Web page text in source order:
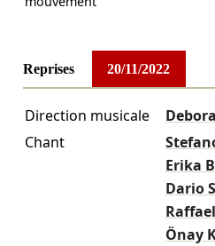
Reprises 20/11/2022
Direction musicale
Chant
Erika
Dario
Önay